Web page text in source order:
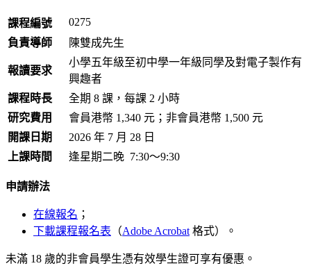
課程編號
0275
負責導師
陳雙成先生
報讀要求
小學五年級至初中學一年級同學及對電子製作有
興趣者
課程時長
全期 8 課，每課 2 小時
研究費用
會員港幣 1,340 元 ； 非會員港幣 1,500 元
開課日期
2026 年 7 月 28 日
上課時間
逢星期二晚 7:30～9:30
申請辦法
在線報名 ；
下載課程報名表 （Adobe Acrobat 格式）。
未滿 18 歲的非會員學生憑有效學生證可享有優惠。